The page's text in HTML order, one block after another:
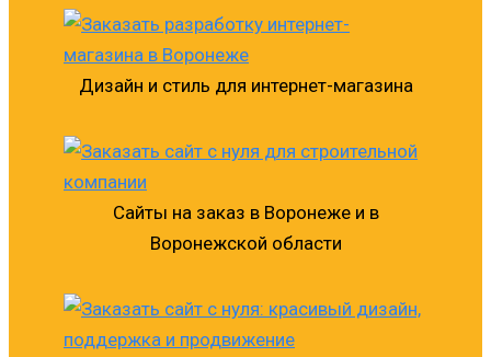
Дизайн и стиль для интернет-магазина
Сайты на заказ в Воронеже и в
Воронежской области